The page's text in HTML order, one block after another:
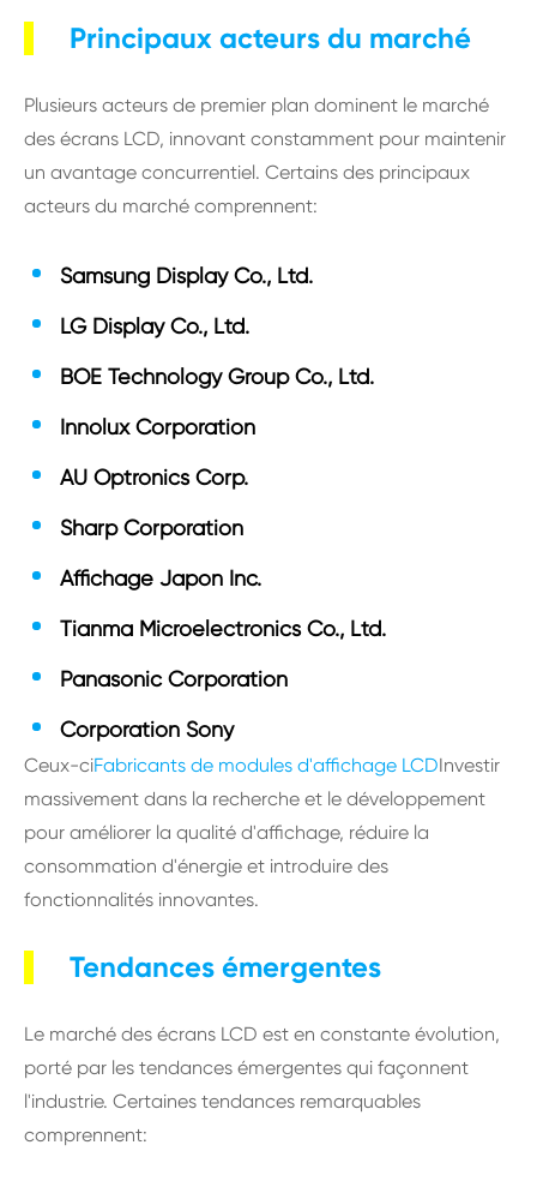
Principaux acteurs du marché
Plusieurs acteurs de premier plan dominent le marché
des écrans LCD, innovant constamment pour maintenir
un avantage concurrentiel. Certains des principaux
acteurs du marché comprennent:
Samsung Display Co., Ltd.
LG Display Co., Ltd.
BOE Technology Group Co., Ltd.
Innolux Corporation
AU Optronics Corp.
Sharp Corporation
Affichage Japon Inc.
Tianma Microelectronics Co., Ltd.
Panasonic Corporation
Corporation Sony
Ceux-ciFabricants de modules d'affichage LCDInvestir
massivement dans la recherche et le développement
pour améliorer la qualité d'affichage, réduire la
consommation d'énergie et introduire des
fonctionnalités innovantes.
Tendances émergentes
Le marché des écrans LCD est en constante évolution,
porté par les tendances émergentes qui façonnent
l'industrie. Certaines tendances remarquables
comprennent: